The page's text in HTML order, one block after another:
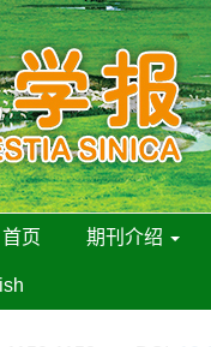
首页 期刊介绍